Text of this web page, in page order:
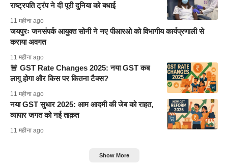
राष्ट्रपति ट्रंप ने दी पूरी दुनिया को बधाई
11 महीना ago
जयपुरः जनसंपर्क आयुक्त सोनी ने नए पीआरओ को विभागीय कार्यप्रणाली से
कराया अवगत
11 महीना ago
🚨 GST Rate Changes 2025: नया GST कब
लागू होगा और किस पर कितना टैक्स?
11 महीना ago
नया GST सुधार 2025: आम आदमी की जेब को राहत,
व्यापार जगत को नई ताक़त
11 महीना ago
Show More